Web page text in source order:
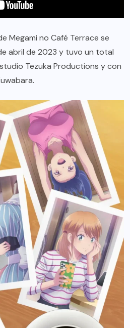
Megami no Café Terrace se
abril de 2023 y tuvo un total
Tezuka Productions y con